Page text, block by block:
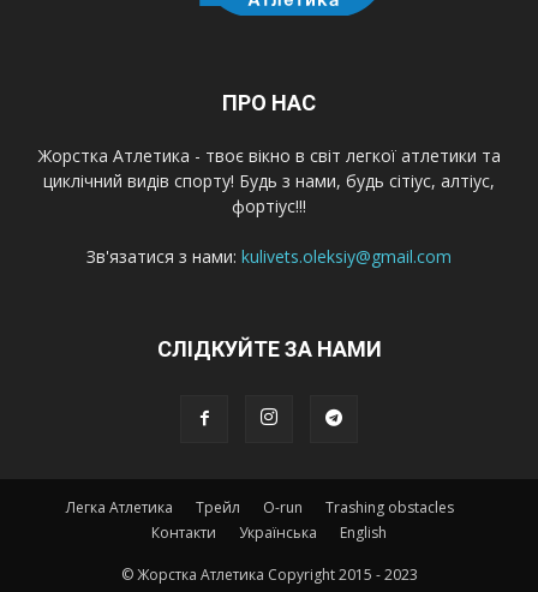
ПРО НАС
Жорстка Атлетика - твоє вікно в світ легкої атлетики та
циклічний видів спорту! Будь з нами, будь сітіус, алтіус,
фортіус!!!
Зв'язатися з нами: kulivets.oleksiy@gmail.com
СЛІДКУЙТЕ ЗА НАМИ
Легка Атлетика Трейл O-run
Trashing obstacles
Контакти
Українська English
© Жорстка Атлетика Copyright 2015 - 2023